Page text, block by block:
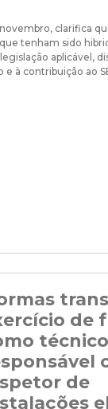
clarifica
tenham sido
aplicável,
contribuição ao
de
técnico
de